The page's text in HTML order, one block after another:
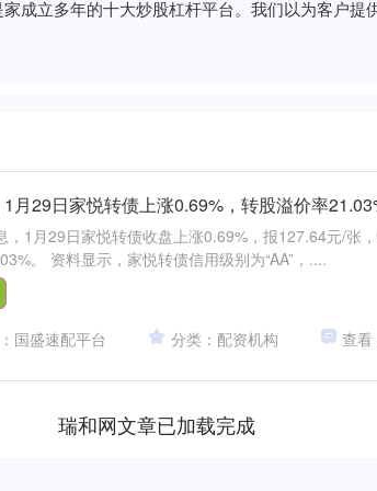
成立多年的十大炒股杠杆平台。我们以为客户提
1月29日家悦转债上涨0.69%，转股溢价率
，1月29日家悦转债收盘上涨0.69%，报127.64元/张
。 资料显示，家悦转债信用级别为“AA”，....
国盛速配平台 分类：配资机构 查看
瑞和网文章已加载完成